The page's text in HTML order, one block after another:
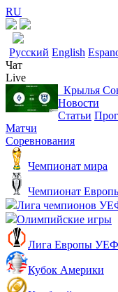
RU
Русский English
Чат
Live
Крылья
Новости
Статьи
Матчи
Соревнования
Чемпионат мира
Чемпионат
Лига чемпионов
Олимпийские игры
Лига Европы
Кубок Америки